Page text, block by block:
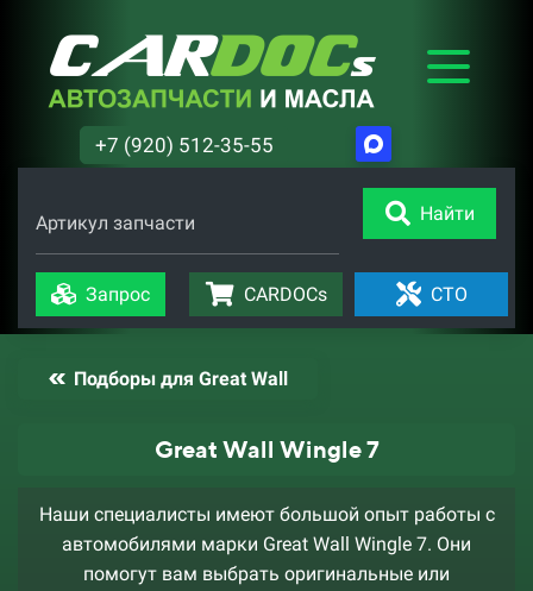
+7 (920) 512-35-55
Артикул запчасти Найти
Запрос CARDOCs СТО
Подборы для Great Wall
Great Wall Wingle 7
Наши специалисты имеют большой опыт работы с
автомобилями марки Great Wall Wingle 7. Они
помогут вам выбрать оригинальные или